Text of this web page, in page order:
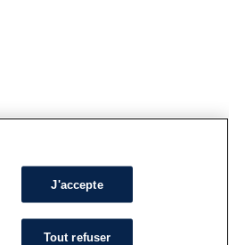
J'accepte
Tout refuser